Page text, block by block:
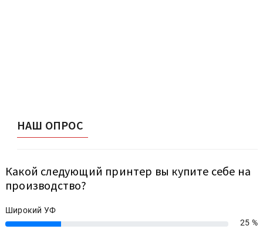
НАШ ОПРОС
Какой следующий принтер вы купите себе на
производство?
Широкий УФ
25%
25 %